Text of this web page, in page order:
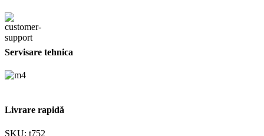
Servisare tehnica
Livrare rapidă
SKU: t752